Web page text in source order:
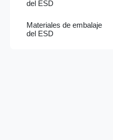
del ESD
Materiales de embalaje
del ESD